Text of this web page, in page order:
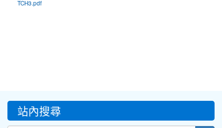
TCH3.pdf
::: 站內搜尋